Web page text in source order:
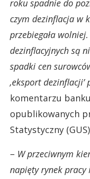
roku spadnie do
czym dezinflacja w
przebiegała
dezinflacyjnych są
spadki cen
‚eksport dezinflacji’
komentarzu
opublikowanych
Statystyczny
– W przeciwnym
napięty rynek